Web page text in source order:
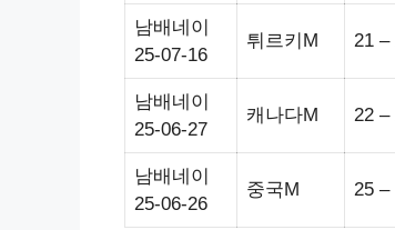
남배네이
25-07-16
튀르키M 21 –
남배네이
25-06-27
캐나다M 22 –
남배네이
25-06-26
중국M 25 –